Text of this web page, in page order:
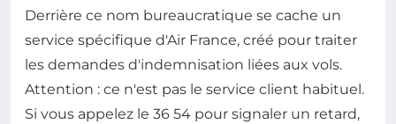
Derrière ce nom bureaucratique se cache un
service spécifique d'Air France, créé pour traiter
les demandes d'indemnisation liées aux vols.
Attention : ce n'est pas le service client habituel.
Si vous appelez le 36 54 pour signaler un retard,